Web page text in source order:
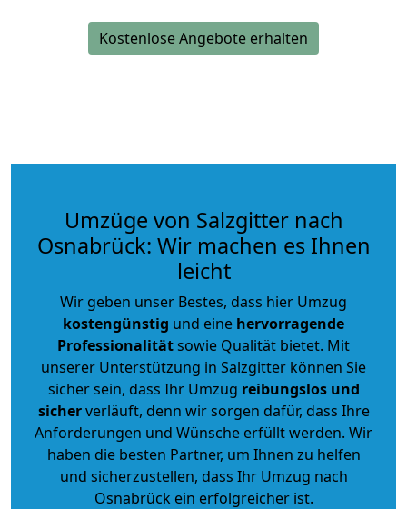
Kostenlose Angebote erhalten
Umzüge von Salzgitter nach
Osnabrück: Wir machen es Ihnen
leicht
Wir geben unser Bestes, dass hier Umzug
kostengünstig und eine hervorragende
Professionalitätsowie Qualität bietet. Mit
unserer Unterstützung in Salzgitter können Sie
sicher sein, dass Ihr Umzug reibungslos und
sicherverläuft, denn wir sorgen dafür, dass Ihre
Anforderungen und Wünsche erfüllt werden. Wir
haben die besten Partner, um Ihnen zu helfen
und sicherzustellen, dass Ihr Umzug nach
Osnabrück ein erfolgreicher ist.